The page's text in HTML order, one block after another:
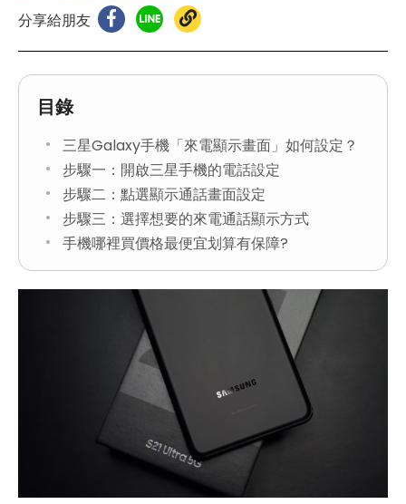
分享給朋友
目錄
三星Galaxy手機「來電顯示畫面」如何設定？
步驟一：開啟三星手機的電話設定
步驟二：點選顯示通話畫面設定
步驟三：選擇想要的來電通話顯示方式
手機哪裡買價格最便宜划算有保障?